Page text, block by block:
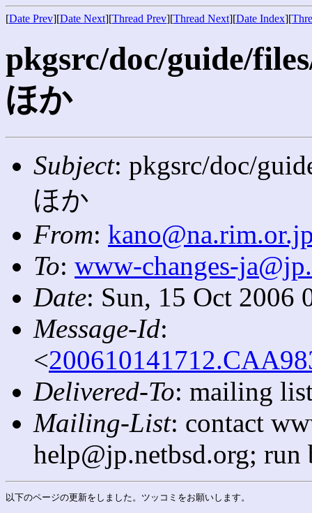
[Date Prev][Date Next][Thread Prev][Thread Next][Date Index][
pkgsrc/doc/guide/
ほか
Subject: pkgsrc/doc/
ほか
From:
To: www-changes-
Date: Sun, 15 Oct 2006
Message-Id:
<
Delivered-To: mailing
Mailing-List: contact
help@jp.netbsd.org;
以下のページの更新をしました。ツッコミをお願いします。